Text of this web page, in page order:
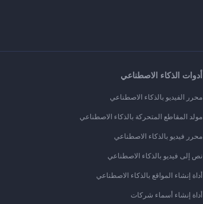
أدوات الذكاء الاصطناعي
محرر الفيديو بالذكاء الاصطناعي
مولد المقاطع المتحركة بالذكاء الاصطناعي
محرر فيديو بالذكاء الاصطناعي
نص إلى فيديو بالذكاء الاصطناعي
أداة إنشاء المواقع بالذكاء الاصطناعي
أداة إنشاء أسماء شركات